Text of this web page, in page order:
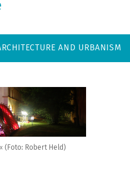
AND URBANISM
(Foto: Robert Held)